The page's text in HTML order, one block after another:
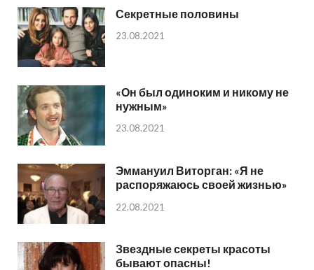
Секретные половины
23.08.2021
«Он был одиноким и никому не
нужным»
23.08.2021
Эммануил Виторган: «Я не
распоряжаюсь своей жизнью»
22.08.2021
Звездные секреты красоты
бывают опасны!